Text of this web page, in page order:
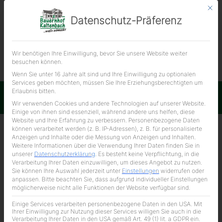
Hüfte
27,00 € / kg
Mit
Datenschutz-Präferenz
Wir benötigen Ihre Einwilligung, bevor Sie unsere Website weiter
besuchen können.
Wenn Sie unter 16 Jahre alt sind und Ihre Einwilligung zu optionalen
Services geben möchten, müssen Sie Ihre Erziehungsberechtigten um
Erlaubnis bitten.
Wir verwenden Cookies und andere Technologien auf unserer Website.
Einige von ihnen sind essenziell, während andere uns helfen, diese
Website und Ihre Erfahrung zu verbessern. Personenbezogene Daten
können verarbeitet werden (z. B. IP-Adressen), z. B. für personalisierte
Anzeigen und Inhalte oder die Messung von Anzeigen und Inhalten.
Weitere Informationen über die Verwendung Ihrer Daten finden Sie in
unserer Datenschutzerklärung. Es besteht keine Verpflichtung, in die
Verarbeitung Ihrer Daten einzuwilligen, um dieses Angebot zu nutzen.
Sie können Ihre Auswahl jederzeit unter Einstellungen widerrufen oder
anpassen. Bitte beachten Sie, dass aufgrund individueller Einstellungen
möglicherweise nicht alle Funktionen der Website verfügbar sind.
Einige Services verarbeiten personenbezogene Daten in den USA. Mit
Ihrer Einwilligung zur Nutzung dieser Services willigen Sie auch in die
Verarbeitung Ihrer Daten in den USA gemäß Art. 49 (1) lit. a GDPR ein.